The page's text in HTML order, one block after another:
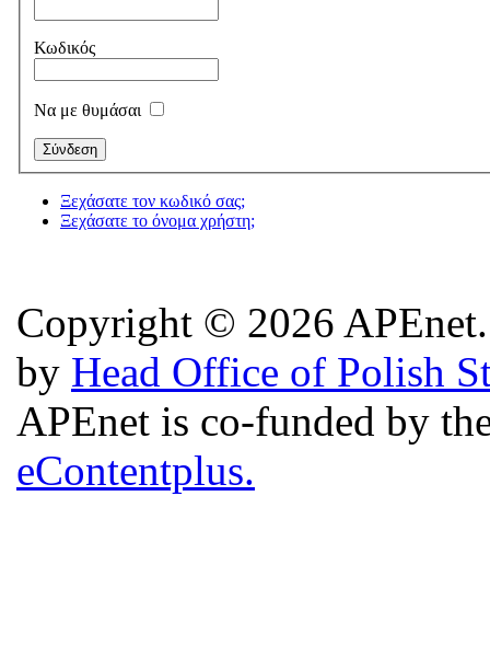
Κωδικός
Να με θυμάσαι
Ξεχάσατε τον κωδικό σας;
Ξεχάσατε το όνομα χρήστη;
Copyright © 2026
by Head Office of Polish
APEnet is co-funded by
eContentplus.